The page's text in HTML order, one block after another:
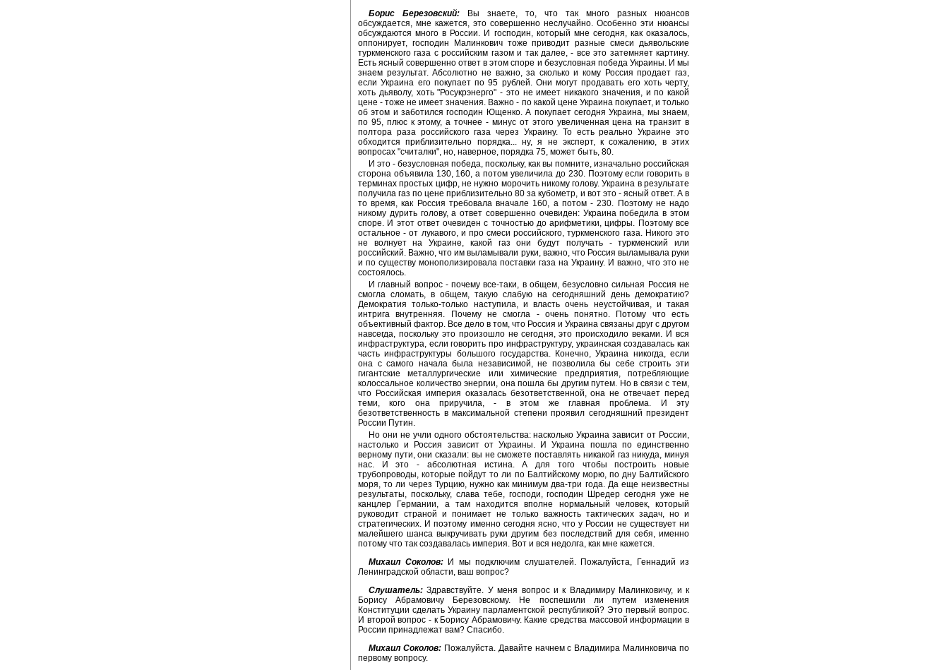
Борис Березовский: Вы знаете, то, что так много разных нюансов
обсуждается, мне кажется, это совершенно неслучайно. Особенно эти нюансы
обсуждаются много в России. И господин, который мне сегодня, как оказалось,
оппонирует, господин Малинкович тоже приводит разные смеси дьявольские
туркменского газа с российским газом и так далее, - все это затемняет картину.
Есть ясный совершенно ответ в этом споре и безусловная победа Украины. И мы
знаем результат. Абсолютно не важно, за сколько и кому Россия продает газ,
если Украина его покупает по 95 рублей. Они могут продавать его хоть черту,
хоть дьяволу, хоть "Росукрэнерго" - это не имеет никакого значения, и по какой
цене - тоже не имеет значения. Важно - по какой цене Украина покупает, и только
об этом и заботился господин Ющенко. А покупает сегодня Украина, мы знаем,
по 95, плюс к этому, а точнее - минус от этого увеличенная цена на транзит в
полтора раза российского газа через Украину. То есть реально Украине это
обходится приблизительно порядка... ну, я не эксперт, к сожалению, в этих
вопросах "считалки", но, наверное, порядка 75, может быть, 80.
И это - безусловная победа, поскольку, как вы помните, изначально российская
сторона объявила 130, 160, а потом увеличила до 230. Поэтому если говорить в
терминах простых цифр, не нужно морочить никому голову. Украина в результате
получила газ по цене приблизительно 80 за кубометр, и вот это - ясный ответ. А в
то время, как Россия требовала вначале 160, а потом - 230. Поэтому не надо
никому дурить голову, а ответ совершенно очевиден: Украина победила в этом
споре. И этот ответ очевиден с точностью до арифметики, цифры. Поэтому все
остальное - от лукавого, и про смеси российского, туркменского газа. Никого это
не волнует на Украине, какой газ они будут получать - туркменский или
российский. Важно, что им выламывали руки, важно, что Россия выламывала руки
и по существу монополизировала поставки газа на Украину. И важно, что это не
состоялось.
И главный вопрос - почему все-таки, в общем, безусловно сильная Россия не
смогла сломать, в общем, такую слабую на сегодняшний день демократию?
Демократия только-только наступила, и власть очень неустойчивая, и такая
интрига внутренняя. Почему не смогла - очень понятно. Потому что есть
объективный фактор. Все дело в том, что Россия и Украина связаны друг с другом
навсегда, поскольку это произошло не сегодня, это происходило веками. И вся
инфраструктура, если говорить про инфраструктуру, украинская создавалась как
часть инфраструктуры большого государства. Конечно, Украина никогда, если
она с самого начала была независимой, не позволила бы себе строить эти
гигантские металлургические или химические предприятия, потребляющие
колоссальное количество энергии, она пошла бы другим путем. Но в связи с тем,
что Российская империя оказалась безответственной, она не отвечает перед
теми, кого она приручила, - в этом же главная проблема. И эту
безответственность в максимальной степени проявил сегодняшний президент
России Путин.
Но они не учли одного обстоятельства: насколько Украина зависит от России,
настолько и Россия зависит от Украины. И Украина пошла по единственно
верному пути, они сказали: вы не сможете поставлять никакой газ никуда, минуя
нас. И это - абсолютная истина. А для того чтобы построить новые
трубопроводы, которые пойдут то ли по Балтийскому морю, по дну Балтийского
моря, то ли через Турцию, нужно как минимум два-три года. Да еще неизвестны
результаты, поскольку, слава тебе, господи, господин Шредер сегодня уже не
канцлер Германии, а там находится вполне нормальный человек, который
руководит страной и понимает не только важность тактических задач, но и
стратегических. И поэтому именно сегодня ясно, что у России не существует ни
малейшего шанса выкручивать руки другим без последствий для себя, именно
потому что так создавалась империя. Вот и вся недолга, как мне кажется.
Михаил Соколов:И мы подключим слушателей. Пожалуйста, Геннадий из
Ленинградской области, ваш вопрос?
Слушатель: Здравствуйте. У меня вопрос и к Владимиру Малинковичу, и к
Борису Абрамовичу Березовскому. Не поспешили ли путем изменения
Конституции сделать Украину парламентской республикой? Это первый вопрос.
И второй вопрос - к Борису Абрамовичу. Какие средства массовой информации в
России принадлежат вам? Спасибо.
Михаил Соколов:Пожалуйста. Давайте начнем с Владимира Малинковича по
первому вопросу.